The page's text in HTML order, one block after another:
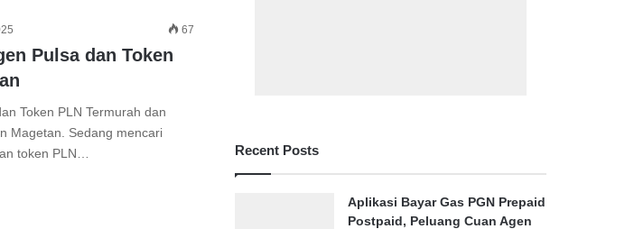
67
Pulsa dan Token
Token PLN Termurah dan
Magetan. Sedang mencari
token PLN…
Recent Posts
Aplikasi Bayar Gas PGN Prepaid
Postpaid, Peluang Cuan Agen